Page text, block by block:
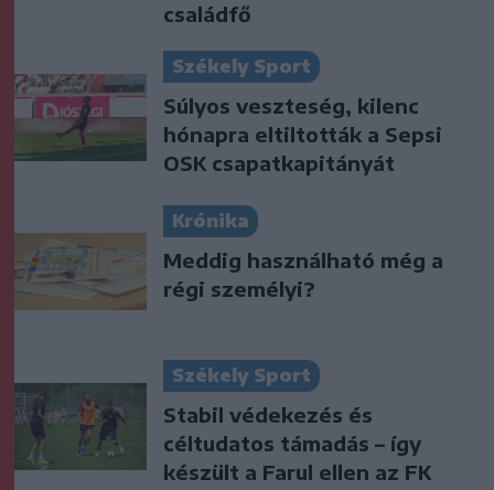
családfő
Székely Sport
Súlyos veszteség, kilenc
hónapra eltiltották a Sepsi
OSK csapatkapitányát
Krónika
Meddig használható még a
régi személyi?
Székely Sport
Stabil védekezés és
céltudatos támadás – így
készült a Farul ellen az FK